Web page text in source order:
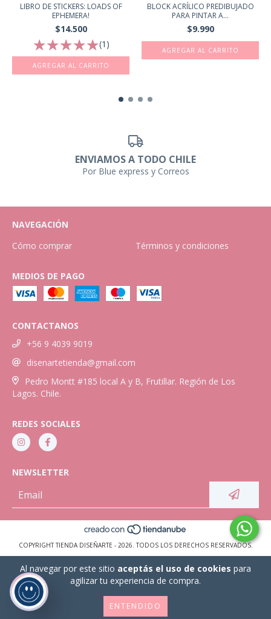
Al navegar por este sitio aceptás el uso de cookies para
agilizar tu experiencia de compra.
ENTENDIDO
LIBRO DE STICKERS: LOADS OF
EPHEMERA!
$14.500
(1)
BLOCK ACRÍLICO PREDIBUJADO
PARA PINTAR A...
$9.990
ENVIAMOS A TODO CHILE
Por Blue express y Correos
NAVEGACIÓN
Cómo comprar
Términos y condiciones
MEDIOS DE PAGO
CONTACTANOS
+56 9 4039 9019
disenartetienda@gmail.com
Pedro Montt #185 local A y B, Frutillar. Región de Los
Lagos. Chile.
REDES SOCIALES
NEWSLETTER
COPYRIGHT TIENDA DISEÑARTE - 2026. TODOS LOS DERECHOS RESERVADOS.